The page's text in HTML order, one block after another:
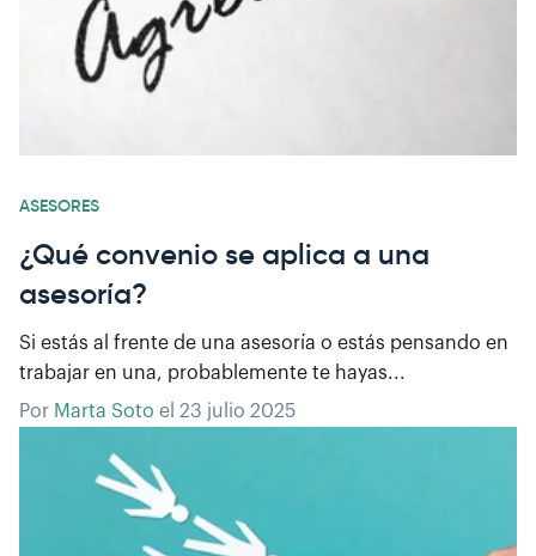
ASESORES
¿Qué convenio se aplica a una
asesoría?
Si estás al frente de una asesoría o estás pensando en
trabajar en una, probablemente te hayas...
Por Marta Soto el 23 julio 2025